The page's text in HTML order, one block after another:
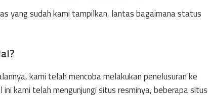
yang sudah kami tampilkan, lantas bagaimana status
kami telah mencoba melakukan penelusuran ke
kami telah mengunjungi situs resminya, beberapa situs